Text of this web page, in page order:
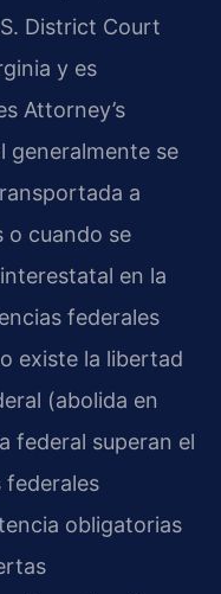
District Court
y es
Attorney’s
generalmente se
a
o cuando se
en la
federales
existe la libertad
(abolida en
federal superan el
federales
obligatorias